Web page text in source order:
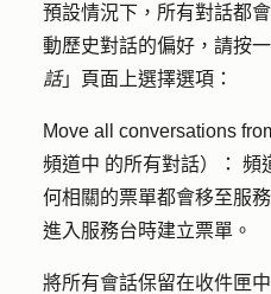
預設情況下，所有對話都
動歷史對話的偏好，請按
話」頁面上選擇選項：
Move all conversations
頻道中 的所有對話） ： 頻
何相關的票單都會移至服
進入服務台時建立票單。
將所有會話保留在收件匣中